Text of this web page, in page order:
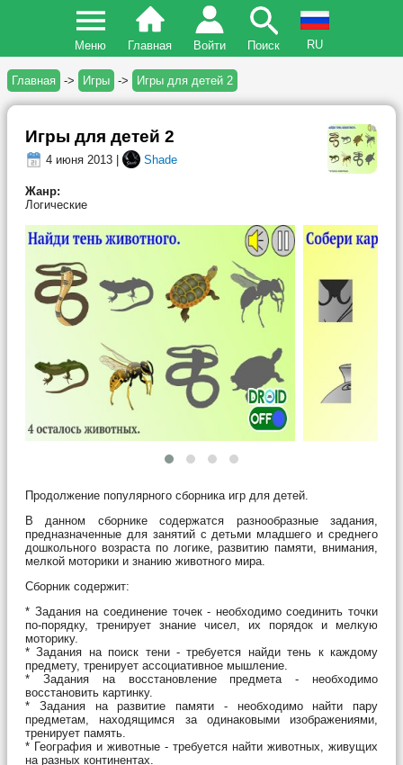
Меню Главная Войти Поиск RU
Главная -> Игры -> Игры для детей 2
Игры для детей 2
4 июня 2013 | Shade
Жанр:
Логические
Продолжение популярного сборника игр для детей.
В данном сборнике содержатся разнообразные задания,
предназначенные для занятий с детьми младшего и среднего
дошкольного возраста по логике, развитию памяти, внимания,
мелкой моторики и знанию животного мира.
Сборник содержит:
* Задания на соединение точек - необходимо соединить точки
по-порядку, тренирует знание чисел, их порядок и мелкую
моторику.
* Задания на поиск тени - требуется найди тень к каждому
предмету, тренирует ассоциативное мышление.
* Задания на восстановление предмета - необходимо
восстановить картинку.
* Задания на развитие памяти - необходимо найти пару
предметам, находящимся за одинаковыми изображениями,
тренирует память.
* География и животные - требуется найти животных, живущих
на разных континентах.